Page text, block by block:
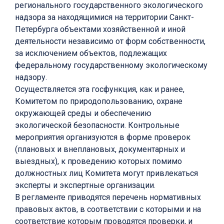
регионального государственного экологического
надзора за находящимися на территории Санкт-
Петербурга объектами хозяйственной и иной
деятельности независимо от форм собственности,
за исключением объектов, подлежащих
федеральному государственному экологическому
надзору.
Осуществляется эта госфункция, как и ранее,
Комитетом по природопользованию, охране
окружающей среды и обеспечению
экологической безопасности. Контрольные
мероприятия организуются в форме проверок
(плановых и внеплановых, документарных и
выездных), к проведению которых помимо
должностных лиц Комитета могут привлекаться
эксперты и экспертные организации.
В регламенте приводятся перечень нормативных
правовых актов, в соответствии с которыми и на
соответствие которым проводятся проверки, и